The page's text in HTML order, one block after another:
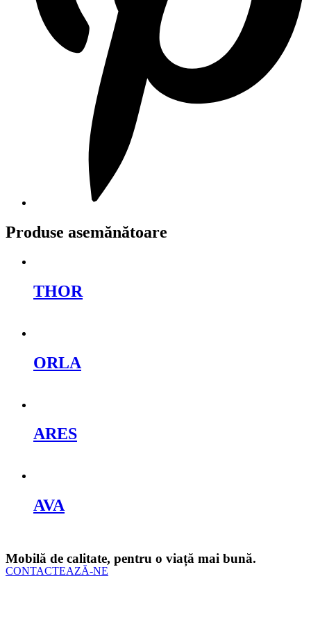
Produse asemănătoare
THOR
ORLA
ARES
AVA
Mobilă de calitate, pentru o viață mai bună.
CONTACTEAZĂ-NE